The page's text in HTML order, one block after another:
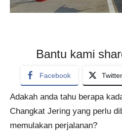
Bantu kami
Facebook Twitter
Adakah anda tahu berapa
Changkat Jering yang perlu
memulakan perjalanan?